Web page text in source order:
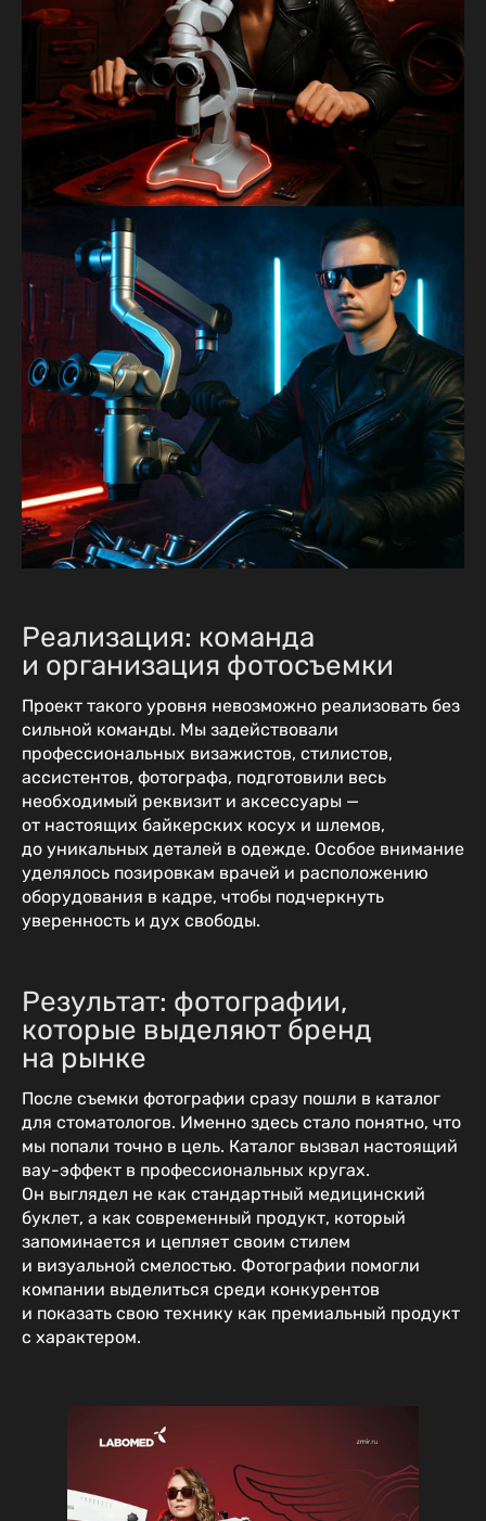
Реализация: команда
и организация фотосъемки
Проект такого уровня невозможно реализовать без
сильной команды. Мы задействовали
профессиональных визажистов, стилистов,
ассистентов, фотографа, подготовили весь
необходимый реквизит и аксессуары —
от настоящих байкерских косух и шлемов,
до уникальных деталей в одежде. Особое внимание
уделялось позировкам врачей и расположению
оборудования в кадре, чтобы подчеркнуть
уверенность и дух свободы.
Результат: фотографии,
которые выделяют бренд
на рынке
После съемки фотографии сразу пошли в каталог
для стоматологов. Именно здесь стало понятно, что
мы попали точно в цель. Каталог вызвал настоящий
вау-эффект в профессиональных кругах.
Он выглядел не как стандартный медицинский
буклет, а как современный продукт, который
запоминается и цепляет своим стилем
и визуальной смелостью. Фотографии помогли
компании выделиться среди конкурентов
и показать свою технику как премиальный продукт
с характером.